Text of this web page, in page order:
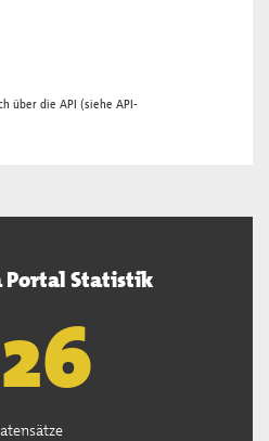
über die API (siehe API-
Portal Statistik